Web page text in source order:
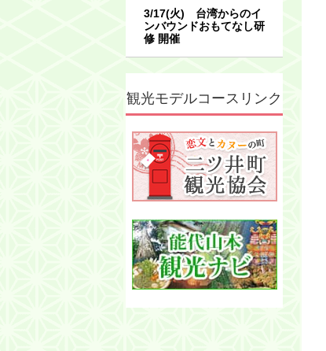
3/17(火) 台湾からのイ
ンバウンドおもてなし研
修 開催
観光モデルコースリンク